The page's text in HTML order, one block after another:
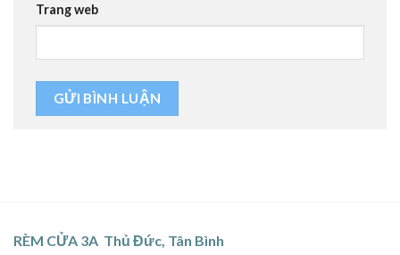
Trang web
RÈM CỬA 3A Thủ Đức, Tân Bình